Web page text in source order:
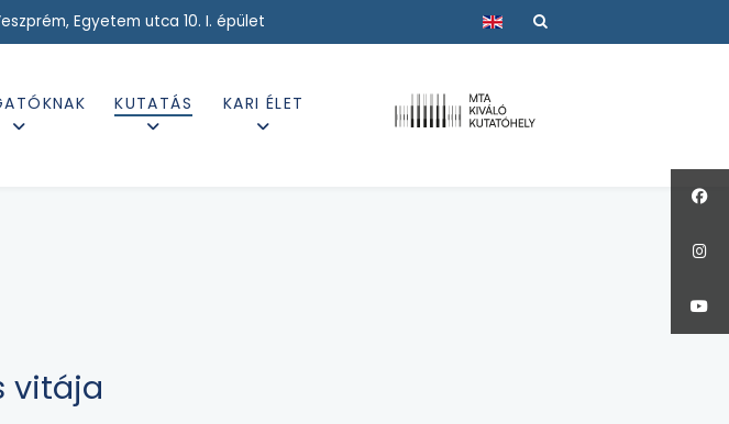
Egyetem utca 10. I. épület Válasszon nyelvet
KUTATÁS KARI ÉLET
vitája